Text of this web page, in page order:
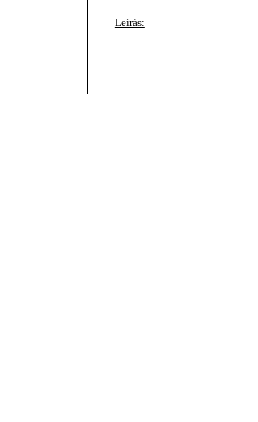
Leírás: